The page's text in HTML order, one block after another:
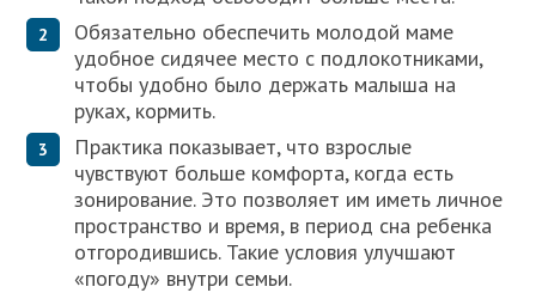
Обязательно обеспечить молодой маме
удобное сидячее место с подлокотниками,
чтобы удобно было держать малыша на
руках, кормить.
Практика показывает, что взрослые
чувствуют больше комфорта, когда есть
зонирование. Это позволяет им иметь личное
пространство и время, в период сна ребенка
отгородившись. Такие условия улучшают
«погоду» внутри семьи.